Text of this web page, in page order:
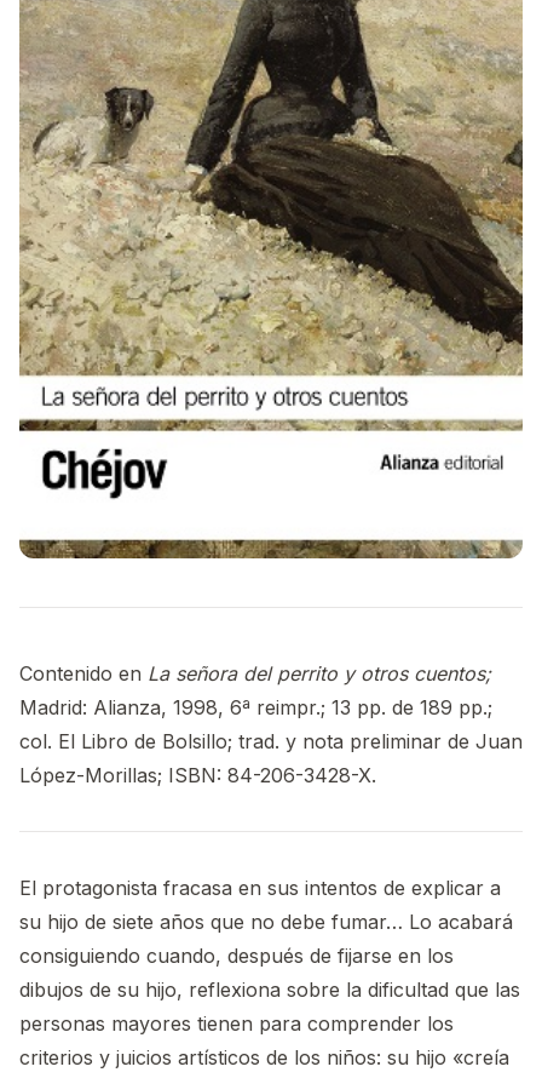
Contenido en La señora del perrito y otros cuentos;
Madrid: Alianza, 1998, 6ª reimpr.; 13 pp. de 189 pp.;
col. El Libro de Bolsillo; trad. y nota preliminar de Juan
López-Morillas; ISBN: 84-206-3428-X.
El protagonista fracasa en sus intentos de explicar a
su hijo de siete años que no debe fumar… Lo acabará
consiguiendo cuando, después de fijarse en los
dibujos de su hijo, reflexiona sobre la dificultad que las
personas mayores tienen para comprender los
criterios y juicios artísticos de los niños: su hijo «creía